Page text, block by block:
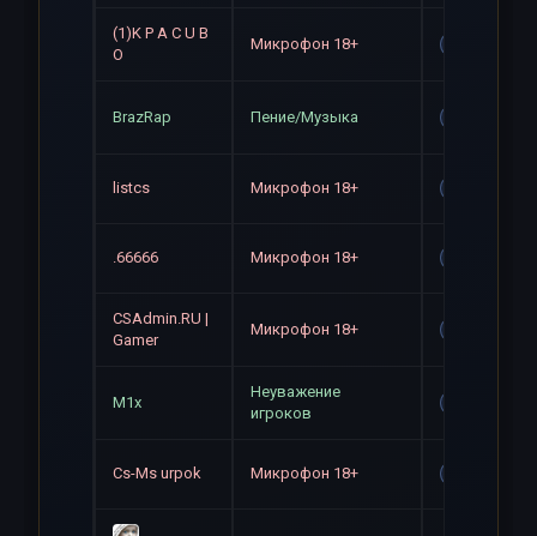
(1)K P A C U B
O
Микрофон 18+
BrazRap Пение/Музыка
listcs Микрофон 18+
.66666 Микрофон 18+
CSAdmin.RU |
Gamer
Микрофон 18+
M1x
Неуважение
игроков
Cs-Ms urpok Микрофон 18+